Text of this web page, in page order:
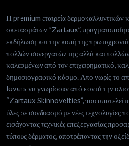
Η premium εταιρεία δερμοκαλλυντικών
σκευασμάτων ‘’Zartaux”,
εκδήλωση και την κοπή της
πολλών συνεργατών της αλλά και
καλεσμένων από τον επιχειρηματικό,
δημοσιογραφικό κόσμο. Απο νωρίς το
lovers να γνωρίσουν από κοντά την
“Zartaux Skinnovelties”, που
ύλες σε συνδυασμό με νέες τεχνολογίες
εισάγοντας τεχνικές επεξεργασίας
τύπους δέρματος, αποτρέποντας την